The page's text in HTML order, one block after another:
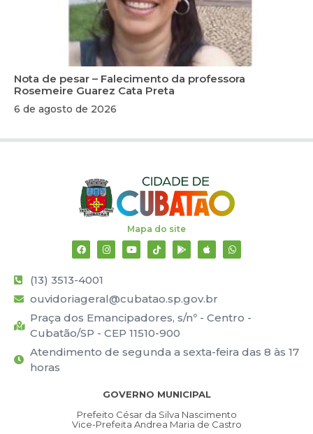
Nota de pesar – Falecimento da professora
Rosemeire Guarez Cata Preta
6 de agosto de 2026
Mapa do site
(13) 3513-4001
ouvidoriageral@cubatao.sp.gov.br
Praça dos Emancipadores, s/nº - Centro -
Cubatão/SP - CEP 11510-900
Atendimento de segunda a sexta-feira das 8 às 17
horas
GOVERNO MUNICIPAL
Prefeito César da Silva Nascimento
Vice-Prefeita Andrea Maria de Castro